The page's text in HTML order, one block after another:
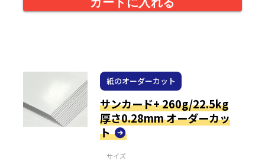
紙のオーダーカット
サンカード+ 260g/22.5kg
厚さ0.28mm オーダーカッ
ト
サイズ